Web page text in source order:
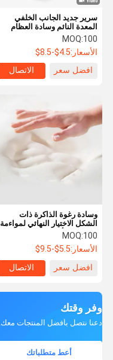
سرير جديد الجانب الخلفي
المعدة النائم وسادة العظام
الرقبة البامبو المخطط
الايرغونومي الذاكرة الرغوة
وسادة العظام الرأس
MOQ:100
الأسعار:4.5$-8.5$
افضل سعر
الاتصال
وسادة رغوة الذاكرة ذات
الشكل الاختيار النهائي لمواءمة
الرقبة والرأس
MOQ:100
الأسعار:5.5$-9.5$
افضل سعر
الاتصال
وفر وقتك
دعنا نتصل بأفضل المنتجات معك.
أعط متطلباتك